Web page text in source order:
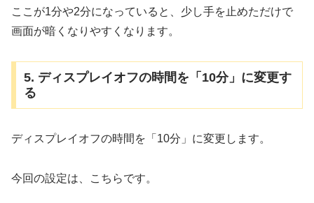
ここが1分や2分になっていると、少し手を止めただけで
画面が暗くなりやすくなります。
5. ディスプレイオフの時間を「10分」に変更す
る
ディスプレイオフの時間を「10分」に変更します。
今回の設定は、こちらです。